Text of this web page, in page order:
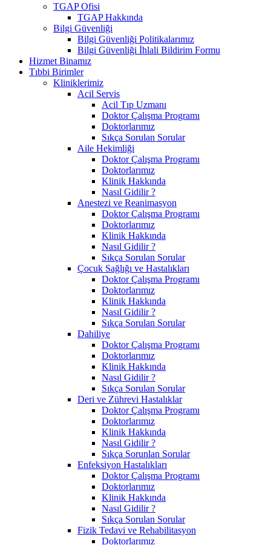
TGAP Ofisi
TGAP Hakkında
Bilgi Güvenliği
Bilgi Güvenliği Politikalarımız
Bilgi Güvenliği İhlali Bildirim Formu
Hizmet Binamız
Tıbbi Birimler
Kliniklerimiz
Acil Servis
Acil Tıp Uzmanı
Doktor Çalışma Programı
Doktorlarımız
Sıkça Sorulan Sorular
Aile Hekimliği
Doktor Çalışma Programı
Doktorlarımız
Klinik Hakkında
Nasıl Gidilir ?
Anestezi ve Reanimasyon
Doktor Çalışma Programı
Doktorlarımız
Klinik Hakkında
Nasıl Gidilir ?
Sıkça Sorulan Sorular
Çocuk Sağlığı ve Hastalıkları
Doktor Çalışma Programı
Doktorlarımız
Klinik Hakkında
Nasıl Gidilir ?
Sıkça Sorulan Sorular
Dahiliye
Doktor Çalışma Programı
Doktorlarımız
Klinik Hakkında
Nasıl Gidilir ?
Sıkça Sorulan Sorular
Deri ve Zührevi Hastalıklar
Doktor Çalışma Programı
Doktorlarımız
Klinik Hakkında
Nasıl Gidilir ?
Sıkça Sorunlan Sorular
Enfeksiyon Hastalıkları
Doktor Çalışma Programı
Doktorlarımız
Klinik Hakkında
Nasıl Gidilir ?
Sıkça Sorulan Sorular
Fizik Tedavi ve Rehabilitasyon
Doktorlarımız